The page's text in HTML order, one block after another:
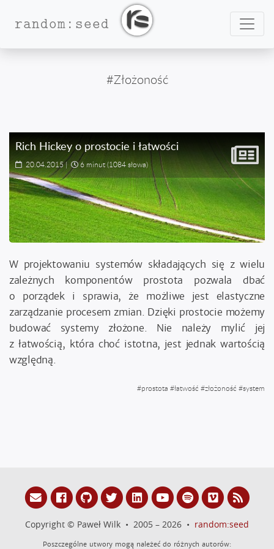
random:seed
#Złożoność
Rich Hickey o prostocie i łatwości
20.04.2015| 6 minut(1084 słowa)
W projektowaniu systemów składających się z wielu
zależnych komponentów prostota pozwala dbać
o porządek i sprawia, że możliwe jest elastyczne
zarządzanie procesem zmian. Dzięki prostocie możemy
budować systemy złożone. Nie należy mylić jej
z łatwością, która choć istotna, jest jednak wartością
względną.
#prostota #łatwość #złożoność #system
Copyright © Paweł Wilk • 2005 – 2026 • random:seed
Poszczególne utwory mogą należeć do różnych autorów: